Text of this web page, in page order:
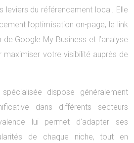
leviers du référencement local. Elle
l’optimisation on-page, le link
Google My Business et l’analyse
votre visibilité auprès de
dispose généralement
dans différents secteurs
lui permet d’adapter ses
de chaque niche, tout en